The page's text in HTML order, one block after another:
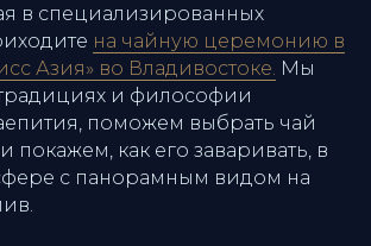
в специализированных
на чайную церемонию в
Азия» во Владивостоке. Мы
и философии
поможем выбрать чай
покажем, как его заваривать, в
с панорамным видом на